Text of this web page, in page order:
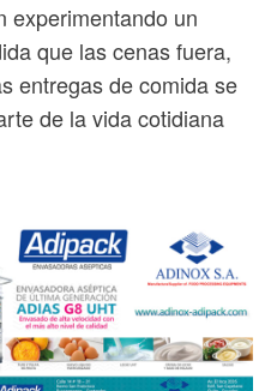
experimentando un
que las cenas fuera,
entregas de comida se
de la vida cotidiana